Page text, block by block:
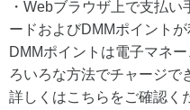
・Webブラウザ上で支払
ードおよびDMMポイントが
DMMポイントは電子マネ
ろいろな方法でチャージで
詳しくはこちらをご確認く